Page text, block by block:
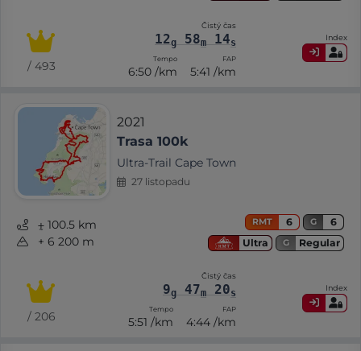
/ 493
Čistý čas
12g58m14s
Tempo
6:50 /km
FAP
5:41 /km
Index
2021
Trasa 100k
Ultra-Trail Cape Town
27 listopadu
⨦ 100.5 km
+ 6 200 m
RMT 6 G
6
Ultra
G Regular
/ 206
Čistý čas
9g47m20s
Tempo
5:51 /km
FAP
4:44 /km
Index